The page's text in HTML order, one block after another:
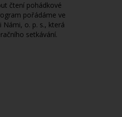
čtení pohádkové
pořádáme ve
Námi, o. p. s., která
setkávání.